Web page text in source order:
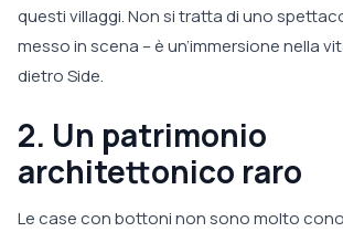
questi villaggi. Non si tratta di uno
messo in scena – è un’immersione nella
dietro Side.
2. Un patrimonio
architettonico raro
Le case con bottoni non sono molto